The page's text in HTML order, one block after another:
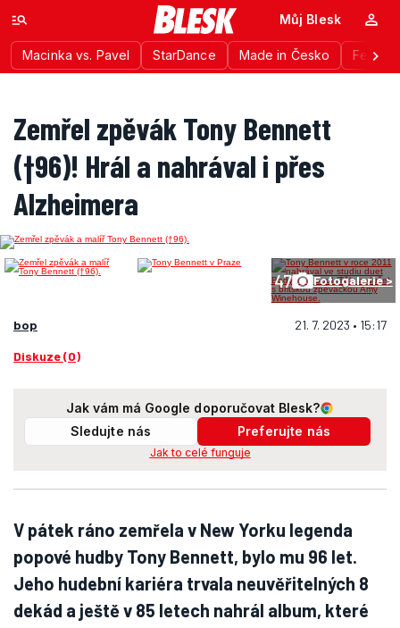
Macinka vs. Pavel StarDance Made in Česko
Můj Blesk
Zemřel zpěvák Tony Bennett
(†96)! Hrál a nahrával i přes
Alzheimera
47 Fotogalerie >
bop 21. 7. 2023 • 15:17
Diskuze (0)
Jak vám má Google doporučovat Blesk?
Sledujte nás
Preferujte nás
Jak to celé funguje
V pátek ráno zemřela v New Yorku legenda
popové hudby Tony Bennett, bylo mu 96 let.
Jeho hudební kariéra trvala neuvěřitelných 8
dekád a ještě v 85 letech nahrál album, které